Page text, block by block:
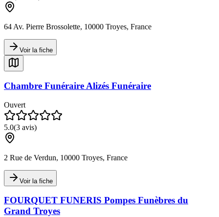
64 Av. Pierre Brossolette, 10000 Troyes, France
Voir la fiche
Chambre Funéraire Alizés Funéraire
Ouvert
5.0(3 avis)
2 Rue de Verdun, 10000 Troyes, France
Voir la fiche
FOURQUET FUNERIS Pompes Funèbres du
Grand Troyes